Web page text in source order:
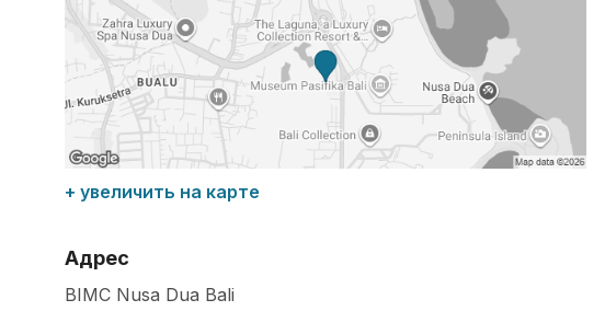
+ увеличить на карте
Адрес
BIMC Nusa Dua Bali